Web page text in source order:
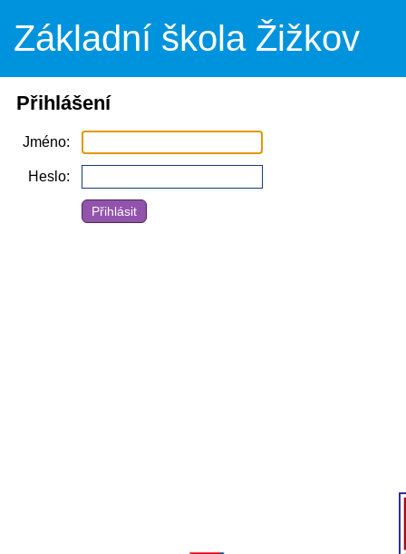
Základní škola Žižkov
Přihlášení
Jméno
Heslo